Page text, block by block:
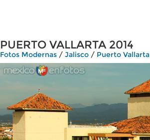
PUERTO VALLARTA 2014
Fotos Modernas / Jalisco / Puerto Vallarta